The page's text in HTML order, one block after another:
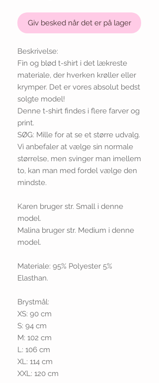
Giv besked når det er på lager
Beskrivelse:
Fin og blød t-shirt i det lækreste
materiale, der hverken krøller eller
krymper. Det er vores absolut bedst
solgte model!
Denne t-shirt findes i flere farver og
print.
SØG: Mille for at se et større udvalg.
Vi anbefaler at vælge sin normale
størrelse, men svinger man imellem
to, kan man med fordel vælge den
mindste.
Karen bruger str. Small i denne
model.
Malina bruger str. Medium i denne
model.
Materiale: 95% Polyester 5%
Elasthan.
Brystmål:
XS: 90 cm
S: 94 cm
M: 102 cm
L: 106 cm
XL: 114 cm
XXL: 120 cm